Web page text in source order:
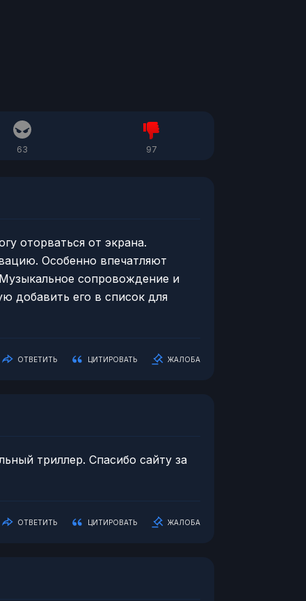
63 97
оторваться от экрана.
Особенно впечатляют
сопровождение и
добавить его в список для
ОТВЕТИТЬ ЦИТИРОВАТЬ ЖАЛОБА
триллер. Спасибо сайту за
ОТВЕТИТЬ ЦИТИРОВАТЬ ЖАЛОБА